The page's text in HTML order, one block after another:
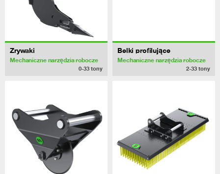
Zrywaki
Mechaniczne narzędzia robocze
0-33 tony
Belki profilujące
Mechaniczne narzędzia robocze
2-33 tony